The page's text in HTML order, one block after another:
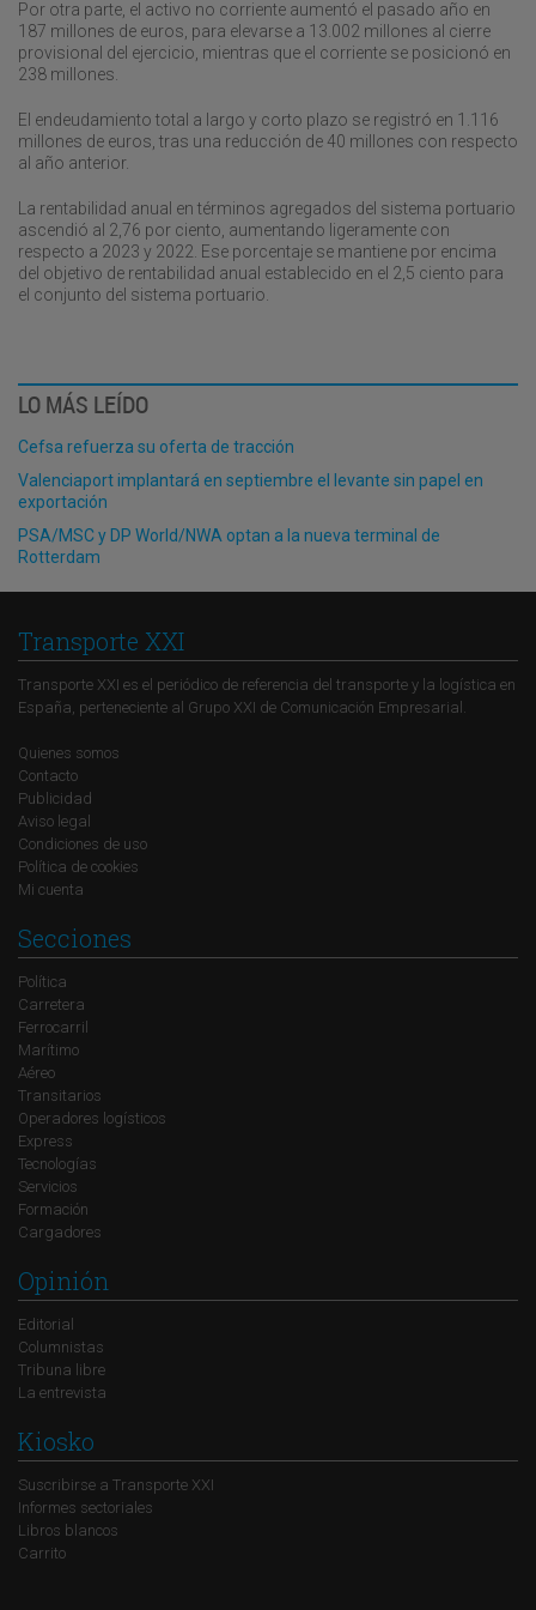
Por otra parte, el activo no corriente aumentó el pasado año en
187 millones de euros, para elevarse a 13.002 millones al cierre
provisional del ejercicio, mientras que el corriente se posicionó en
238 millones.
El endeudamiento total a largo y corto plazo se registró en 1.116
millones de euros, tras una reducción de 40 millones con respecto
al año anterior.
La rentabilidad anual en términos agregados del sistema portuario
ascendió al 2,76 por ciento, aumentando ligeramente con
respecto a 2023 y 2022. Ese porcentaje se mantiene por encima
del objetivo de rentabilidad anual establecido en el 2,5 ciento para
el conjunto del sistema portuario.
LO MÁS LEÍDO
Cefsa refuerza su oferta de tracción
Valenciaport implantará en septiembre el levante sin papel en
exportación
PSA/MSC y DP World/NWA optan a la nueva terminal de
Rotterdam
Transporte XXI
Transporte XXI es el periódico de referencia del transporte y la logística en
España, perteneciente al Grupo XXI de Comunicación Empresarial.
Quienes somos
Contacto
Publicidad
Aviso legal
Condiciones de uso
Política de cookies
Mi cuenta
Secciones
Política
Carretera
Ferrocarril
Marítimo
Aéreo
Transitarios
Operadores logísticos
Express
Tecnologías
Servicios
Formación
Cargadores
Opinión
Editorial
Columnistas
Tribuna libre
La entrevista
Kiosko
Suscribirse a Transporte XXI
Informes sectoriales
Libros blancos
Carrito